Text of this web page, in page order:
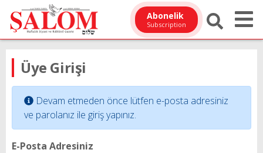
Abonelik
Subscription
Üye Girişi
Devam etmeden önce lütfen e-posta adresiniz
ve parolanız ile giriş yapınız.
E-Posta Adresiniz